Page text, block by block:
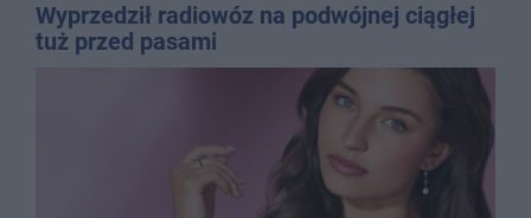
Wyprzedził radiowóz na podwójnej ciągłej
tuż przed pasami